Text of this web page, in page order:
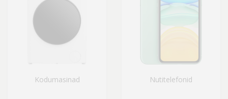
Kodumasinad Nutitelefonid